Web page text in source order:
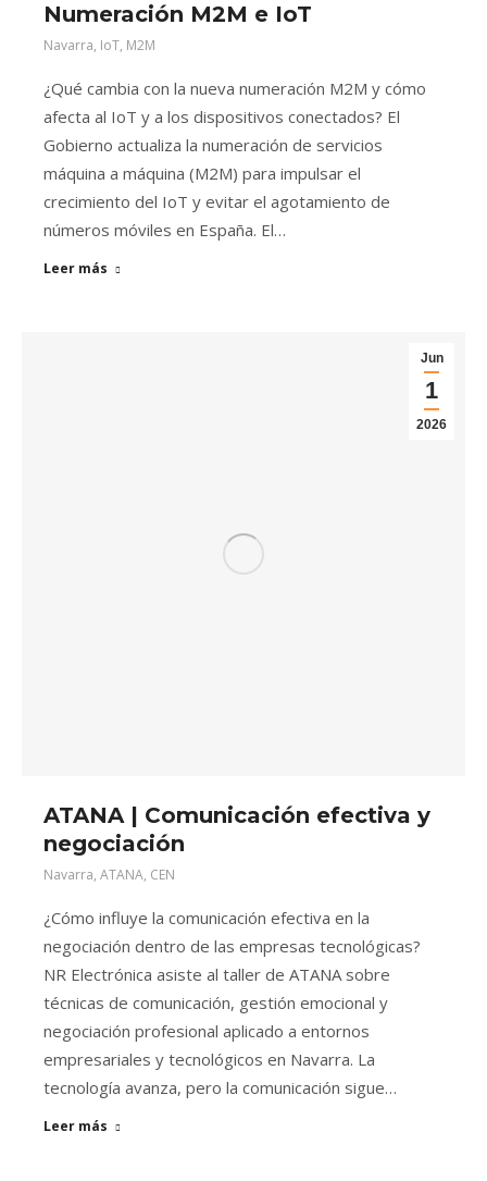
Numeración M2M e IoT
Navarra, IoT, M2M
¿Qué cambia con la nueva numeración M2M y cómo
afecta al IoT y a los dispositivos conectados? El
Gobierno actualiza la numeración de servicios
máquina a máquina (M2M) para impulsar el
crecimiento del IoT y evitar el agotamiento de
números móviles en España. El…
Leer más
Jun
1
2026
ATANA | Comunicación efectiva y
negociación
Navarra, ATANA, CEN
¿Cómo influye la comunicación efectiva en la
negociación dentro de las empresas tecnológicas?
NR Electrónica asiste al taller de ATANA sobre
técnicas de comunicación, gestión emocional y
negociación profesional aplicado a entornos
empresariales y tecnológicos en Navarra. La
tecnología avanza, pero la comunicación sigue…
Leer más